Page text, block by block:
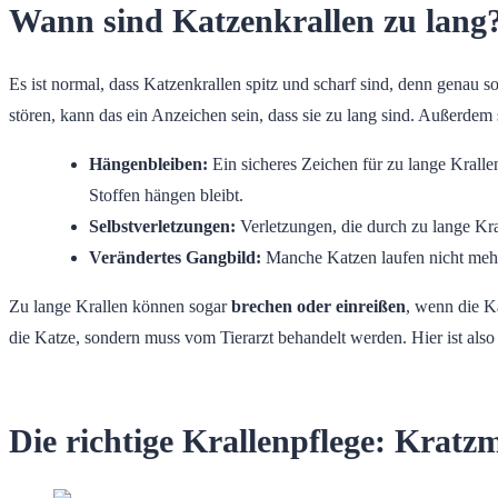
Wann sind Katzenkrallen zu
Es ist normal, dass Katzenkrallen spitz und scharf sind, denn genau
stören, kann das ein Anzeichen sein, dass sie zu lang sind.
Hängenbleiben: Ein sicheres Zeichen für zu lange
Stoffen hängen bleibt.
Selbstverletzungen: Verletzungen, die durch zu lange
Verändertes Gangbild: Manche Katzen laufen nicht
Zu lange Krallen können sogarbrechen oder einreißen, wenn die
die Katze, sondern muss vom Tierarzt behandelt werden. Hier ist
Die richtige Krallenpflege: